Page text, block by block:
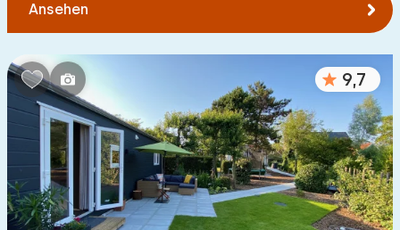
1 2
Zu öffentlichen Verkehrsmitteln
0,2 0,5 5
Unterkunft
Nicht im Ferienpark 315
Ansehen
9,7